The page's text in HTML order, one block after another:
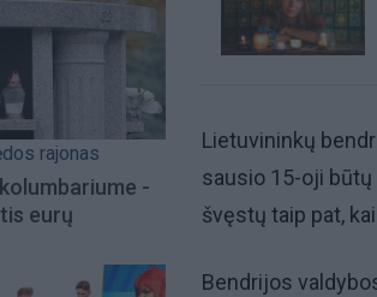
rajonas
-
eurų
Lietuvininkų
sausio 15-oji
švęstų taip pat,
Bendrijos